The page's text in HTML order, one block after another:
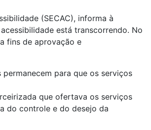
(SECAC), informa à
está transcorrendo. No
fins de aprovação e
para que os serviços
que ofertava os serviços
do controle e do desejo da